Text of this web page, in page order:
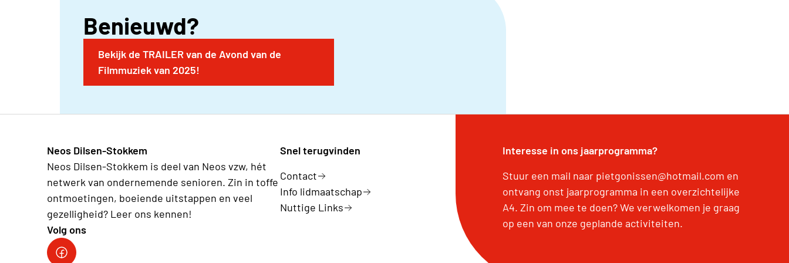
Benieuwd?
Bekijk de TRAILER van de Avond van de
Filmmuziek van 2025!
Neos Dilsen-Stokkem
Neos Dilsen-Stokkem is deel van Neos vzw, hét
netwerk van ondernemende senioren. Zin in toffe
ontmoetingen, boeiende uitstappen en veel
gezelligheid? Leer ons kennen!
Volg ons
Neos Dilsen-Stokkem
Snel terugvinden
Contact
Info lidmaatschap
Nuttige Links
Interesse in ons jaarprogramma?
Stuur een mail naar pietgonissen@hotmail.com en
ontvang onst jaarprogramma in een overzichtelijke
A4. Zin om mee te doen? We verwelkomen je graag
op een van onze geplande activiteiten.